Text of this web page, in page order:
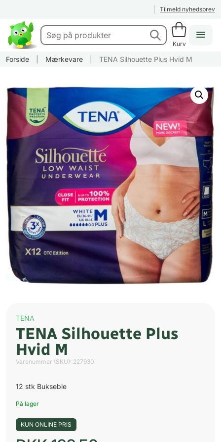
Tilmeld nyhedsbrev
Kurv
Forside Mærkevare TENA Silhouette Plus Hvid M
TENA
TENA Silhouette Plus
Hvid M
Varenummer (SKU): 227930
12 stk Bukseble
På lager
KUN ONLINE PRIS